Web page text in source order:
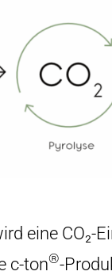
eine CO₂-
c-ton®-